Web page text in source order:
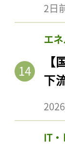
2日
エ
下
IT